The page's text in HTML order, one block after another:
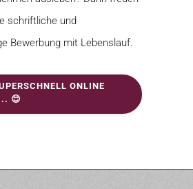
schriftliche und
Bewerbung mit Lebenslauf.
ONLINE
😊